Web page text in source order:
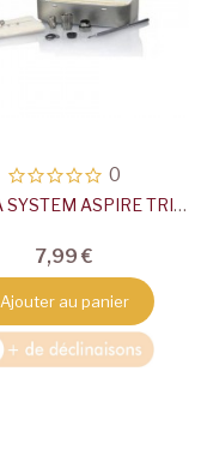
0
KIT RTA SYSTEM ASPIRE TRITON
7,99 €
Ajouter au panier